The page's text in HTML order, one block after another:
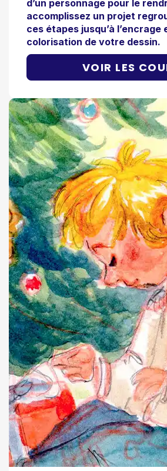
d’un personnage pour le
accomplissez un projet
ces étapes jusqu’à l’encrage
colorisation de votre dessin.
VOIR LES